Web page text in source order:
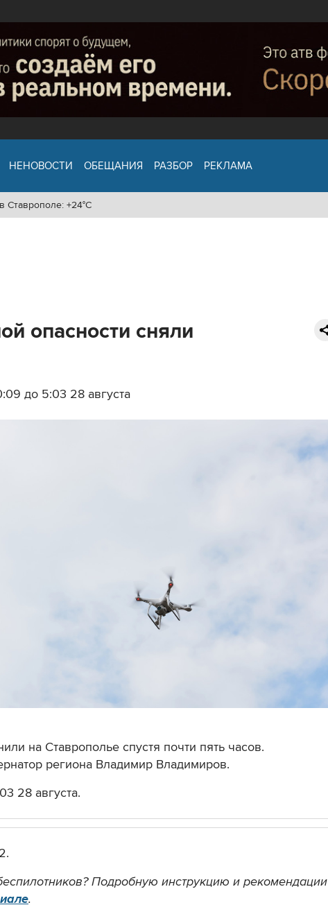
НЕНОВОСТИ ОБЕЩАНИЯ РАЗБОР РЕКЛАМА
Ставрополе: +24°C
опасности сняли
до 5:03 28 августа
на Ставрополье спустя почти пять часов.
региона Владимир Владимиров.
28 августа.
Подробную инструкцию и рекомендации
.